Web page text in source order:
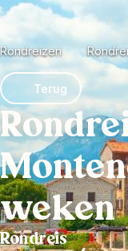
Rondreizen
Terug
weken
Rondreis